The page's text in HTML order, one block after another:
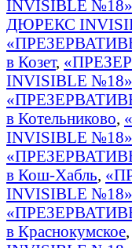
INVISIBLE №18»
ДЮРЕКС
в Козет,
INVISIBLE №18»
в Котельниково,
INVISIBLE №18»
в Кош-Хабль,
INVISIBLE №18»
в Краснокумское,